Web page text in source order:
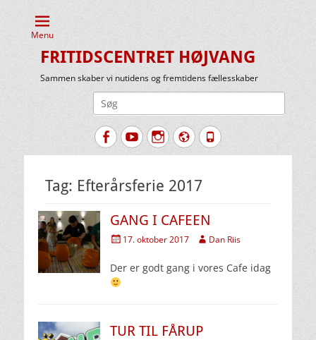
Menu
FRITIDSCENTRET HØJVANG
Sammen skaber vi nutidens og fremtidens fællesskaber
FacebookYouTubeInstagram
Website
Tlf.
Tag: Efterårsferie 2017
GANG I CAFEEN
Udgivet
17. oktober 2017 Forfatter
Dan Riis
Der er godt gang i vores Cafe idag
TUR TIL FÅRUP